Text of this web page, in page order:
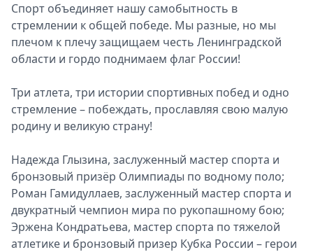
Спорт объединяет нашу самобытность в
стремлении к общей победе. Мы разные, но мы
плечом к плечу защищаем честь Ленинградской
области и гордо поднимаем флаг России!
Три атлета, три истории спортивных побед и одно
стремление – побеждать, прославляя свою малую
родину и великую страну!
Надежда Глызина, заслуженный мастер спорта и
бронзовый призёр Олимпиады по водному поло;
Роман Гамидуллаев, заслуженный мастер спорта и
двукратный чемпион мира по рукопашному бою;
Эржена Кондратьева, мастер спорта по тяжелой
атлетике и бронзовый призер Кубка России – герои